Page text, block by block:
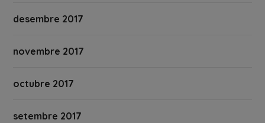
desembre 2017
novembre 2017
octubre 2017
setembre 2017